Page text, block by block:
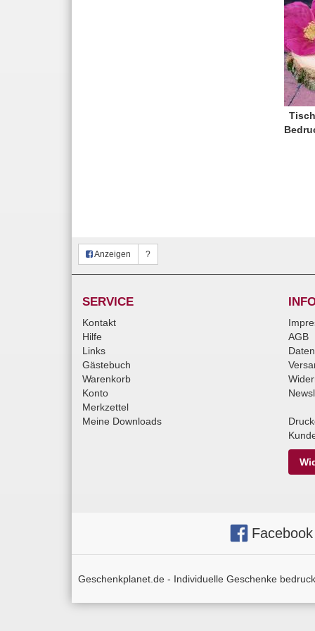
Anzeigen ?
SERVICE
Kontakt
Hilfe
Links
Gästebuch
Warenkorb
Konto
Merkzettel
Meine Downloads
AGB
Facebook
Geschenkplanet.de - Individuelle Geschenke